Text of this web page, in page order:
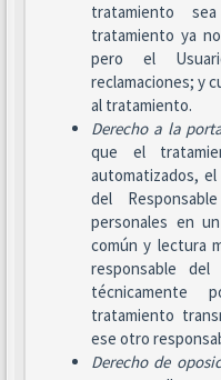
tratamiento
tratamiento ya
pero el
reclamaciones; y
al tratamiento.
Derecho a la
que el
automatizados,
del
personales en
común y lectura
responsable
técnicamente
tratamiento
ese otro
Derecho de